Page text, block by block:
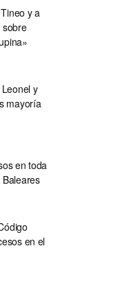
y a
sobre
y
mayoría
en toda
en el